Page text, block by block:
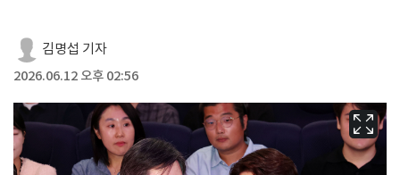
김명섭 기자
2026.06.12 오후 02:56